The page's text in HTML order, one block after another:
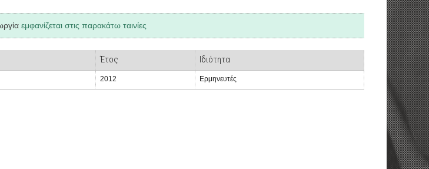
εμφανίζεται στις παρακάτω ταινίες
Έτος Ιδιότητα
2012 Ερμηνευτές